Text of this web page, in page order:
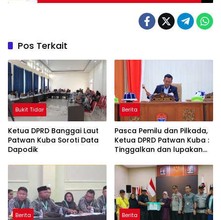
Pos Terkait
Bukit Tidar
Ketua DPRD Banggai Laut
Patwan Kuba Soroti Data
Dapodik
Berita
Pasca Pemilu dan Pilkada,
Ketua DPRD Patwan Kuba :
Tinggalkan dan lupakan
Berita Berita